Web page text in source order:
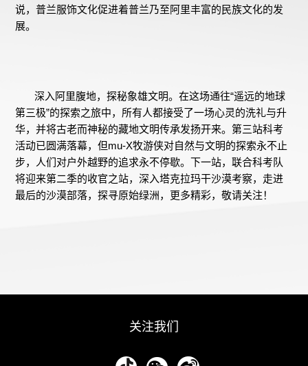
说，普兰服饰文化促进着普兰乃至阿里丰富的民族文化的发
展。
深入阿里腹地，探秘象雄文明。在这场通往“遥远的地球
第三极”的探索之旅中，所有人都接受了一场心灵的洗礼与升
华，并将古老而神秘的藏地文明传承发扬开来。第三站科考
活动已圆满落幕，但mu-X牧游侠对自然与文明的探索永不止
步，人们对户外越野的追求永不停歇。下一站，联合科考队
将迎来第二季的收官之站，深入塔克拉玛干沙漠考察，走进
最后的沙漠部落，探寻原始绿洲，更多精彩，敬请关注！
关注我们